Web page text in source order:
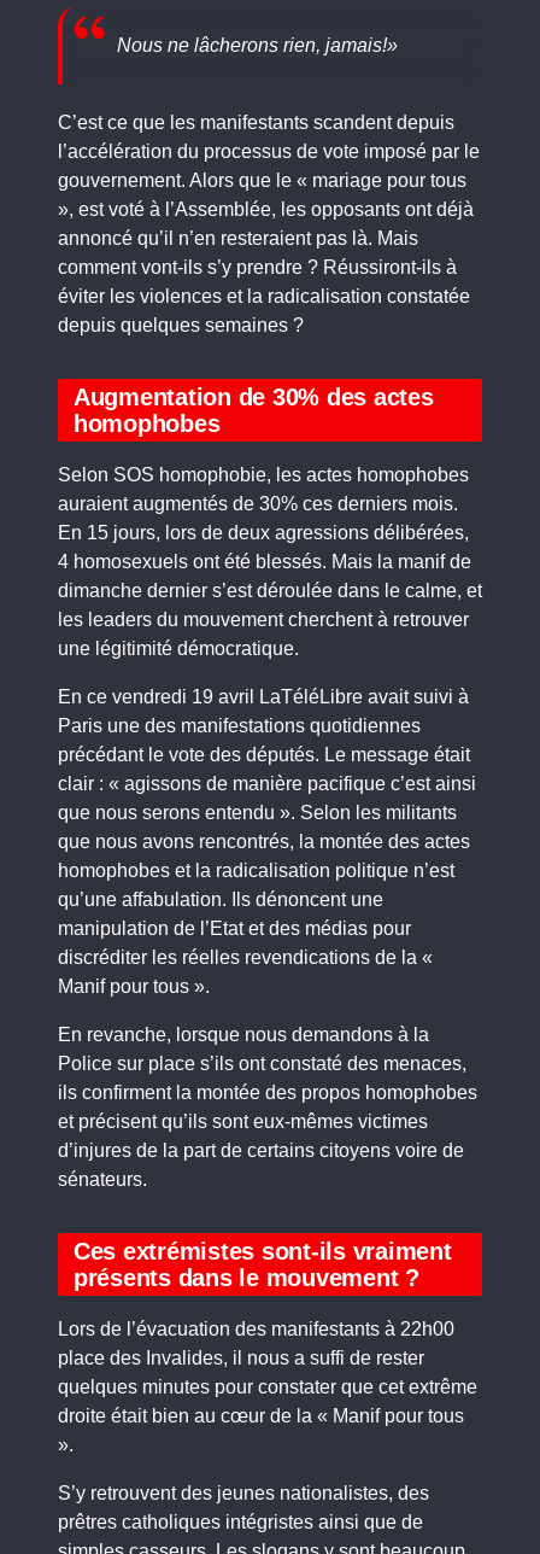
Nous ne lâcherons rien, jamais!»
C’est ce que les manifestants scandent depuis
l’accélération du processus de vote imposé par le
gouvernement. Alors que le « mariage pour tous
», est voté à l’Assemblée, les opposants ont déjà
annoncé qu’il n’en resteraient pas là. Mais
comment vont-ils s’y prendre ? Réussiront-ils à
éviter les violences et la radicalisation constatée
depuis quelques semaines ?
Augmentation de 30% des actes
homophobes
Selon SOS homophobie, les actes homophobes
auraient augmentés de 30% ces derniers mois.
En 15 jours, lors de deux agressions délibérées,
4 homosexuels ont été blessés. Mais la manif de
dimanche dernier s’est déroulée dans le calme, et
les leaders du mouvement cherchent à retrouver
une légitimité démocratique.
En ce vendredi 19 avril LaTéléLibre avait suivi à
Paris une des manifestations quotidiennes
précédant le vote des députés. Le message était
clair : « agissons de manière pacifique c’est ainsi
que nous serons entendu ». Selon les militants
que nous avons rencontrés, la montée des actes
homophobes et la radicalisation politique n’est
qu’une affabulation. Ils dénoncent une
manipulation de l’Etat et des médias pour
discréditer les réelles revendications de la «
Manif pour tous ».
En revanche, lorsque nous demandons à la
Police sur place s’ils ont constaté des menaces,
ils confirment la montée des propos homophobes
et précisent qu’ils sont eux-mêmes victimes
d’injures de la part de certains citoyens voire de
sénateurs.
Ces extrémistes sont-ils vraiment
présents dans le mouvement ?
Lors de l’évacuation des manifestants à 22h00
place des Invalides, il nous a suffi de rester
quelques minutes pour constater que cet extrême
droite était bien au cœur de la « Manif pour tous
».
S’y retrouvent des jeunes nationalistes, des
prêtres catholiques intégristes ainsi que de